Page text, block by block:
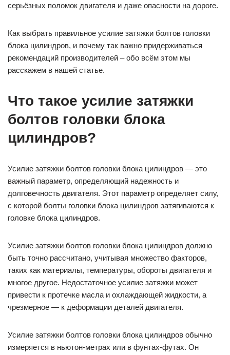
серьёзных поломок двигателя и даже опасности на дороге.
Как выбрать правильное усилие затяжки болтов головки
блока цилиндров, и почему так важно придерживаться
рекомендаций производителей – обо всём этом мы
расскажем в нашей статье.
Что такое усилие затяжки
болтов головки блока
цилиндров?
Усилие затяжки болтов головки блока цилиндров — это
важный параметр, определяющий надежность и
долговечность двигателя. Этот параметр определяет силу,
с которой болты головки блока цилиндров затягиваются к
головке блока цилиндров.
Усилие затяжки болтов головки блока цилиндров должно
быть точно рассчитано, учитывая множество факторов,
таких как материалы, температуры, обороты двигателя и
многое другое. Недостаточное усилие затяжки может
привести к протечке масла и охлаждающей жидкости, а
чрезмерное — к деформации деталей двигателя.
Усилие затяжки болтов головки блока цилиндров обычно
измеряется в ньютон-метрах или в фунтах-футах. Он